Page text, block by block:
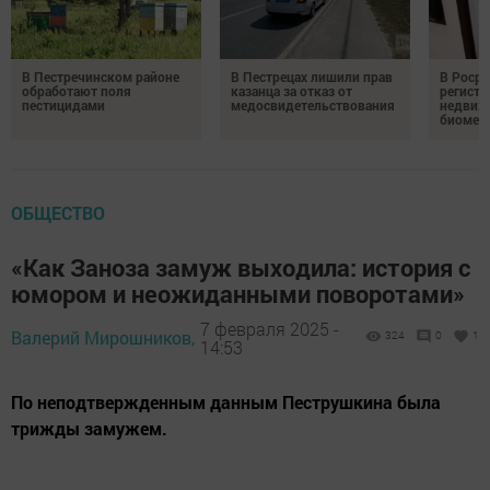
В Пестречинском районе
обработают поля
пестицидами
В Пестрецах лишили прав
казанца за отказ от
медосвидетельствования
В
ОБЩЕСТВО
«Как Заноза замуж выходила: история с
юмором и неожиданными поворотами»
Валерий Мирошников, 7 февраля 2025 -
14:53
324 0 1
По неподтвержденным данным Пеструшкина была
трижды замужем.